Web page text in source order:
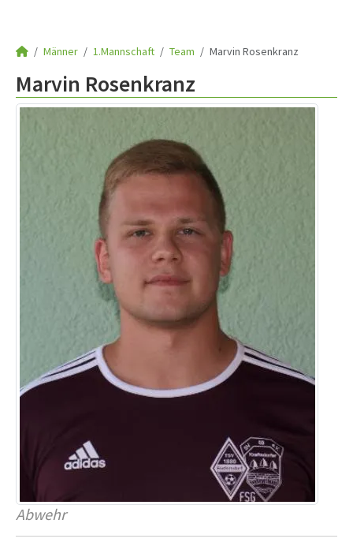
Männer 1.Mannschaft Team Marvin Rosenkranz
Marvin Rosenkranz
Abwehr